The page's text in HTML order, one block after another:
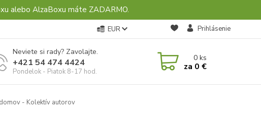
alebo AlzaBoxu máte ZADARMO.
EUR Prihlásenie
Neviete si rady? Zavolajte.
+421 54 474 4424
Pondelok - Piatok 8-17 hod.
0ks
za 0 €
- Kolektív autorov